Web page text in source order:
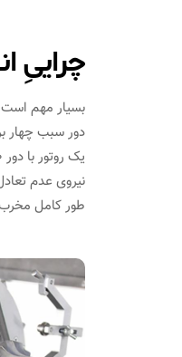
چراییِ
نیروی عدم تعادل به بیش از
طور کامل